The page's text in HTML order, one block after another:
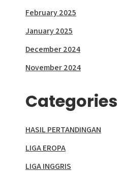
February 2025
January 2025
December 2024
November 2024
Categories
HASIL PERTANDINGAN
LIGA EROPA
LIGA INGGRIS